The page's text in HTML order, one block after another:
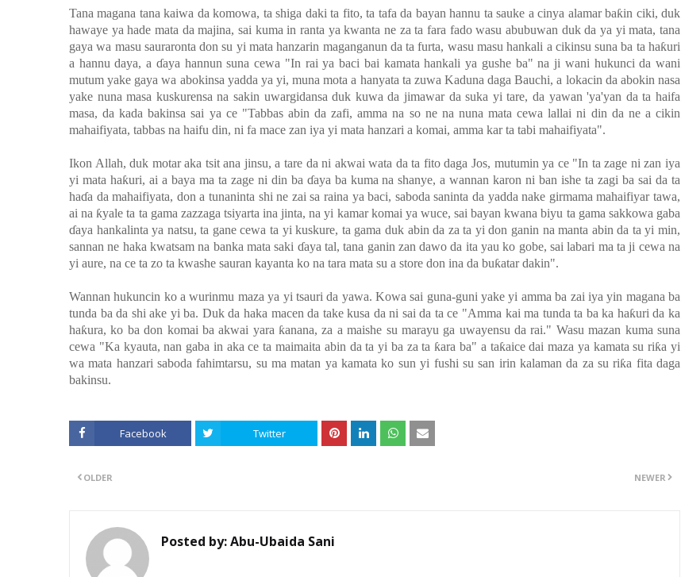
Tana magana tana kaiwa da komowa, ta shiga daki ta fito, ta tafa da bayan hannu ta sauke a cinya alamar baƙin ciki, duk
hawaye ya hade mata da majina, sai kuma in ranta ya kwanta ne za ta fara fado wasu abubuwan duk da ya yi mata, tana
gaya wa masu sauraronta don su yi mata hanzarin maganganun da ta furta, wasu masu hankali a cikinsu suna ba ta haƙuri
a hannu daya, a ɗaya hannun suna cewa "In rai ya baci bai kamata hankali ya gushe ba" na ji wani hukunci da wani
mutum yake gaya wa abokinsa yadda ya yi, muna mota a hanyata ta zuwa Kaduna daga Bauchi, a lokacin da abokin nasa
yake nuna masa kuskurensa na sakin uwargidansa duk kuwa da jimawar da suka yi tare, da yawan 'ya'yan da ta haifa
masa, da kada bakinsa sai ya ce "Tabbas abin da zafi, amma na so ne na nuna mata cewa lallai ni din da ne a cikin
mahaifiyata, tabbas na haifu din, ni fa mace zan iya yi mata hanzari a komai, amma kar ta tabi mahaifiyata".
Ikon Allah, duk motar aka tsit ana jinsu, a tare da ni akwai wata da ta fito daga Jos, mutumin ya ce "In ta zage ni zan iya
yi mata haƙuri, ai a baya ma ta zage ni din ba ɗaya ba kuma na shanye, a wannan karon ni ban ishe ta zagi ba sai da ta
haɗa da mahaifiyata, don a tunaninta shi ne zai sa raina ya baci, saboda saninta da yadda nake girmama mahaifiyar tawa,
ai na ƙyale ta ta gama zazzaga tsiyarta ina jinta, na yi kamar komai ya wuce, sai bayan kwana biyu ta gama sakkowa gaba
ɗaya hankalinta ya natsu, ta gane cewa ta yi kuskure, ta gama duk abin da za ta yi don ganin na manta abin da ta yi min,
sannan ne haka kwatsam na banka mata saki ɗaya tal, tana ganin zan dawo da ita yau ko gobe, sai labari ma ta ji cewa na
yi aure, na ce ta zo ta kwashe sauran kayanta ko na tara mata su a store don ina da buƙatar dakin".
Wannan hukuncin ko a wurinmu maza ya yi tsauri da yawa. Kowa sai guna-guni yake yi amma ba zai iya yin magana ba
tunda ba da shi ake yi ba. Duk da haka macen da take kusa da ni sai da ta ce "Amma kai ma tunda ta ba ka haƙuri da ka
haƙura, ko ba don komai ba akwai yara ƙanana, za a maishe su marayu ga uwayensu da rai." Wasu mazan kuma suna
cewa "Ka kyauta, nan gaba in aka ce ta maimaita abin da ta yi ba za ta ƙara ba" a taƙaice dai maza ya kamata su riƙa yi
wa mata hanzari saboda fahimtarsu, su ma matan ya kamata ko sun yi fushi su san irin kalaman da za su riƙa fita daga
bakinsu.
Facebook Twitter
NEWER
OLDER
Posted by:Abu-Ubaida Sani